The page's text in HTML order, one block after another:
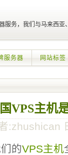
服务，我们与马来西
服务器 网站标签
VPS主机
:zhushican
的VPS主机